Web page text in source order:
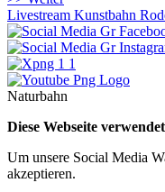
Livestream Kunstbahn
Naturbahn
Diese Webseite
Um unsere Social Media
akzeptieren.